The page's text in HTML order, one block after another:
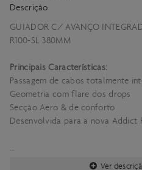
Descrição
GUIADOR C/ AVANÇO
R100-SL 380MM
Principais Características:
Passagem de cabos totalmente
Geometria com flare dos drops
Secção Aero & de conforto
Desenvolvida para a nova
Ver